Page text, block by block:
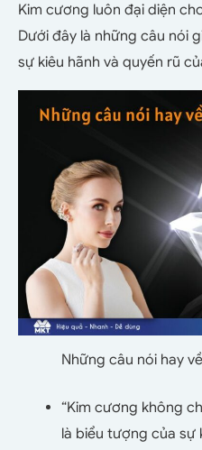
Kim cương luôn đại diện
Dưới đây là những câu nói
sự kiêu hãnh và quyến rũ
Những câu nói hay
“Kim cương không
là biểu tượng của sự